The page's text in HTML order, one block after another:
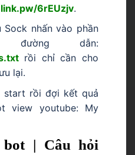
6rEUzjv.
nhấn vào phần
đường dẫn:
rồi chỉ cần cho
lại.
start rồi đợi kết quả
view youtube: My
bot | Câu hỏi